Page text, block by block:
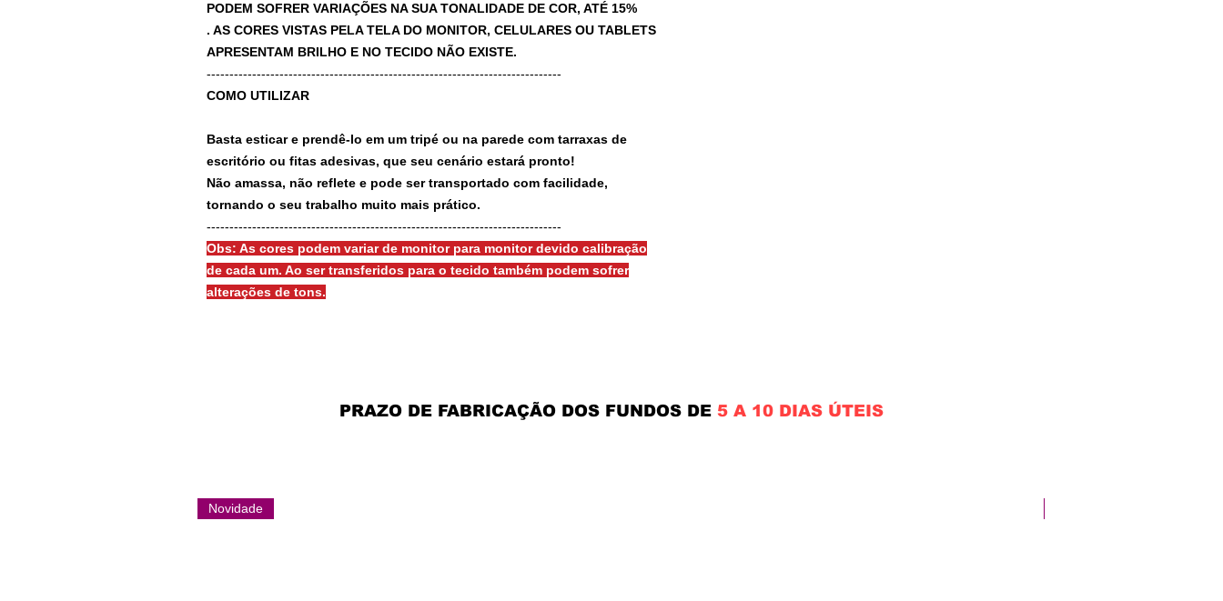
PODEM SOFRER VARIAÇÕES NA SUA TONALIDADE DE COR, ATÉ 15%
. AS CORES VISTAS PELA TELA DO MONITOR, CELULARES OU TABLETS
APRESENTAM BRILHO E NO TECIDO NÃO EXISTE.
------------------------------------------------------------------------------
COMO UTILIZAR
Basta esticar e prendê-lo em um tripé ou na parede com tarraxas de
escritório ou fitas adesivas, que seu cenário estará pronto!
Não amassa, não reflete e pode ser transportado com facilidade,
tornando o seu trabalho muito mais prático.
------------------------------------------------------------------------------
Obs: As cores podem variar de monitor para monitor devido calibração
de cada um. Ao ser transferidos para o tecido também podem sofrer
alterações de tons.
PRAZO DE FABRICAÇÃO DOS FUNDOS DE 5 A 10 DIAS ÚTEIS
Novidade